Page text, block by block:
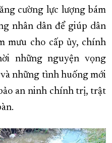
cường lực lượng bám
nhân dân để giúp dân
mưu cho cấp ủy, chính
những nguyện vọng
những tình huống mới
an ninh chính trị, trật